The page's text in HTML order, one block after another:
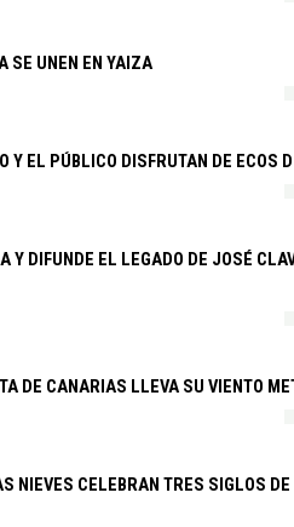
SE UNEN EN YAIZA
Y EL PÚBLICO DISFRUTAN DE ECOS
Y DIFUNDE EL LEGADO DE JOSÉ
DE CANARIAS LLEVA SU VIENTO
NIEVES CELEBRAN TRES SIGLOS